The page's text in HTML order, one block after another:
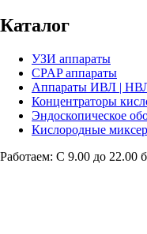
Каталог
УЗИ аппараты
CPAP аппараты
Аппараты ИВЛ |
Концентраторы
Эндоскопическое
Кислородные
Работаем: С 9.00 до 22.00